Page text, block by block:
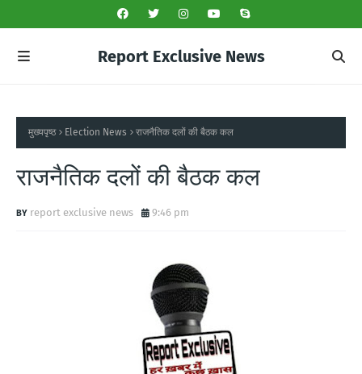
Report Exclusive News
मुख्यपृष्ठ Election News राजनैतिक दलों की बैठक कल
राजनैतिक दलों की बैठक कल
report exclusive news 9:46 pm